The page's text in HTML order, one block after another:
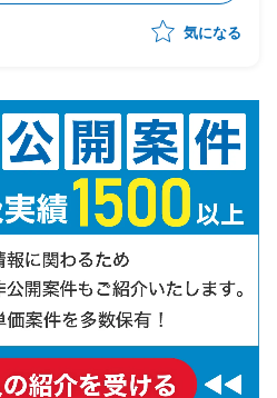
査、Fit&Gap分析
、ユーザートレーニング対応気になる